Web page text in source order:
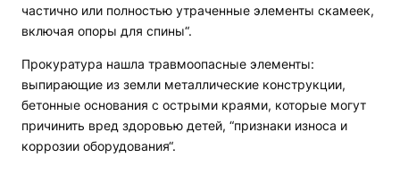
частично или полностью утраченные элементы скамеек,
включая опоры для спины“.
Прокуратура нашла травмоопасные элементы:
выпирающие из земли металлические конструкции,
бетонные основания с острыми краями, которые могут
причинить вред здоровью детей, “признаки износа и
коррозии оборудования“.